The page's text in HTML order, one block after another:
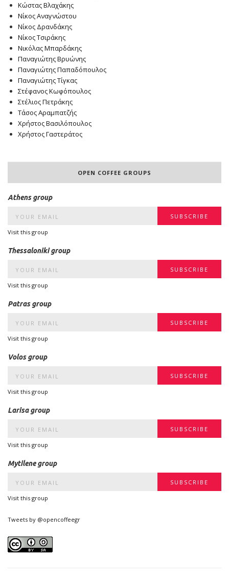
Κώστας Βλαχάκης
Νίκος Αναγνώστου
Νίκος Δρανδάκης
Νίκος Τσιράκης
Νικόλας Μπαρδάκης
Παναγιώτης Βρυώνης
Παναγιώτης Παπαδόπουλος
Παναγιώτης Τίγκας
Στέφανος Κωφόπουλος
Στέλιος Πετράκης
Τάσος Αραμπατζής
Χρήστος Βασιλόπουλος
Χρήστος Γαστεράτος
OPEN COFFEE GROUPS
Athens group
Visit this group
Thessaloniki group
Visit this group
Patras group
Visit this group
Volos group
Visit this group
Larisa group
Visit this group
Mytilene group
Visit this group
Tweets by @opencoffeegr